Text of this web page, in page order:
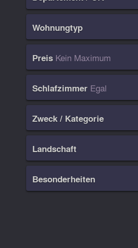
Wohnungtyp
Preis Kein Maximum
Schlafzimmer Egal
Zweck / Kategorie
Landschaft
Besonderheiten